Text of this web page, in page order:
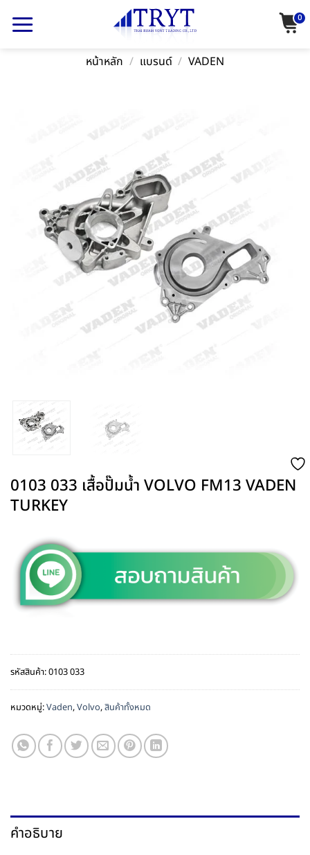
0
หน้าหลัก / แบรนด์ / VADEN
0103 033 เสื้อปั๊มน้ำ VOLVO FM13 VADEN
TURKEY
รหัสสินค้า:0103 033
หมวดหมู่:Vaden,Volvo,สินค้าทั้งหมด
คำอธิบาย